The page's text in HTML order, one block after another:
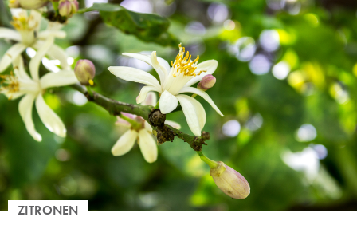
ZITRONEN